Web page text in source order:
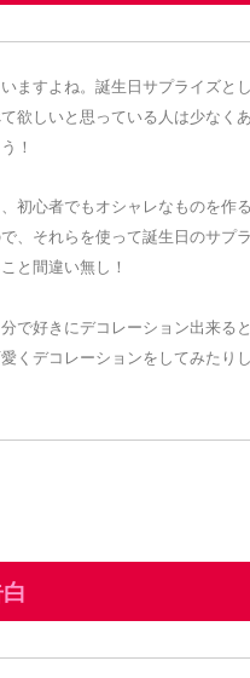
ますよね。誕生日サプライズと
欲しいと思っている人は少なく
！
初心者でもオシャレなものを作
、それらを使って誕生日のサプ
と間違い無し！
で好きにデコレーション出来る
くデコレーションをしてみたり